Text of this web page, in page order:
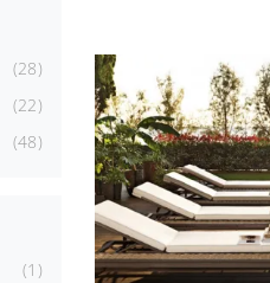
28
22
48
1